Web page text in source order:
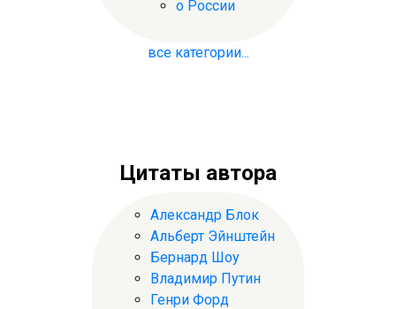
о России
все категории...
Цитаты автора
Александр Блок
Альберт Эйнштейн
Бернард Шоу
Владимир Путин
Генри Форд